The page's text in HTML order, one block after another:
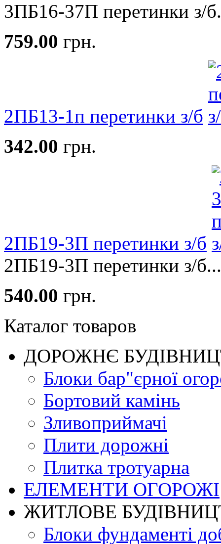
3ПБ16-37П перетинки з/
759.00 грн.
2ПБ13-1п перетинки з/б
342.00 грн.
2ПБ19-3П перетинки з/б
2ПБ19-3П перетинки з/б...
540.00 грн.
Каталог товаров
ДОРОЖНЄ
Блоки бар"єрної
Бортовий камінь
Зливоприймачі
Плити дорожні
Плитка тротуарна
ЕЛЕМЕНТИ ОГОРОЖІ
ЖИТЛОВЕ
Блоки фундаменті